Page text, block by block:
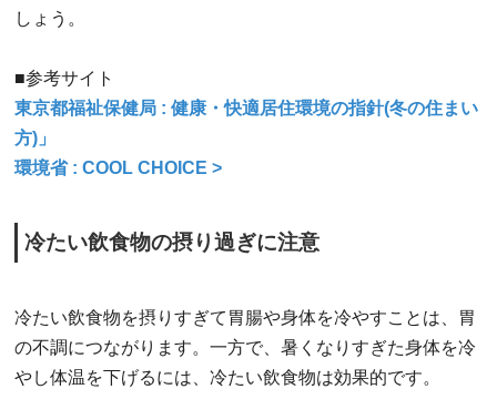
しょう。
■参考サイト
東京都福祉保健局 : 健康・快適居住環境の指針(冬の住まい
方)」
環境省 : COOL CHOICE >
冷たい飲食物の摂り過ぎに注意
冷たい飲食物を摂りすぎて胃腸や身体を冷やすことは、胃
の不調につながります。一方で、暑くなりすぎた身体を冷
やし体温を下げるには、冷たい飲食物は効果的です。